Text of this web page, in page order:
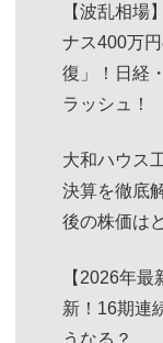
【波乱相場
ナス400万
復」！日経
ラッシュ！
大和ハウス
決算を徹底
後の株価は
【2026年
新！16期連
うなる？